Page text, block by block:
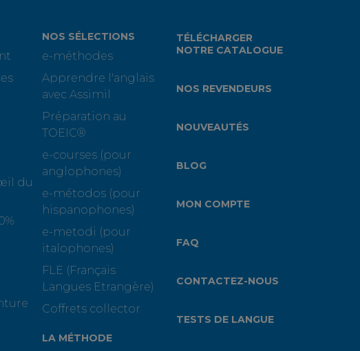
du
NOS SÉLECTIONS
e-méthodes
Apprendre l'anglais
avec Assimil
Préparation au
TOEIC®
e-courses (pour
anglophones)
e-métodos (pour
hispanophones)
e-metodi (pour
italophones)
FLE (Français
Langues Etrangère)
Coffrets collector
LA MÉTHODE
TÉLÉCHARGER
NOTRE CATALOGUE
NOS REVENDEURS
NOUVEAUTÉS
BLOG
MON COMPTE
FAQ
CONTACTEZ-NOUS
TESTS DE LANGUE